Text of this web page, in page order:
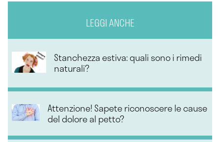
LEGGI ANCHE
Stanchezza estiva: quali sono i rimedi
naturali?
Attenzione! Sapete riconoscere le cause
del dolore al petto?